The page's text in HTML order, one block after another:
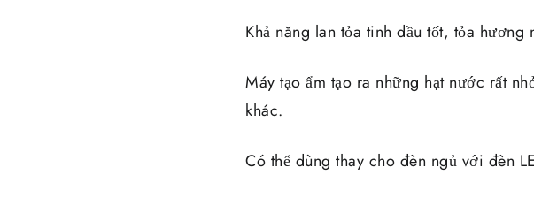
Khả năng lan tỏa tinh dầu tốt, tỏa
Máy tạo ẩm tạo ra những hạt nước rất
khác.
Có thể dùng thay cho đèn ngủ với đèn